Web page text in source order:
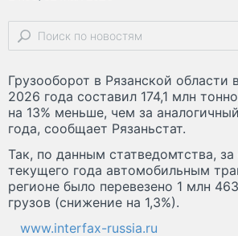
Грузооборот в Рязанской области
2026 года составил 174,1 млн
на 13% меньше, чем за
года, сообщает Рязаньстат.
Так, по данным статведомтства,
текущего года автомобильным
регионе было перевезено 1 млн
грузов (снижение на 1,3%).
www.interfax-russia.ru